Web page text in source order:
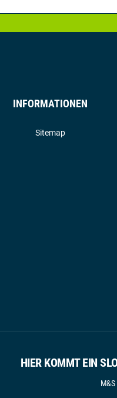
INFORMATIONEN
Sitemap
HIER KOMMT EIN